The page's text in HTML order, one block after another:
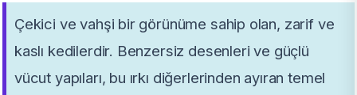
Çekici ve vahşi bir görünüme sahip olan, zarif ve
kaslı kedilerdir. Benzersiz desenleri ve güçlü
vücut yapıları, bu ırkı diğerlerinden ayıran temel